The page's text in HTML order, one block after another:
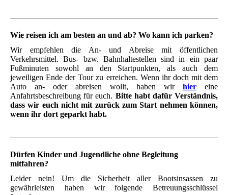
Wie reisen ich am besten an und ab? Wo kann ich parken?
Wir empfehlen die An- und Abreise mit öffentlichen
Verkehrsmittel. Bus- bzw. Bahnhaltestellen sind in ein paar
Fußminuten sowohl an den Startpunkten, als auch dem
jeweiligen Ende der Tour zu erreichen. Wenn ihr doch mit dem
Auto an- oder abreisen wollt, haben wir hier eine
Anfahrtsbeschreibung für euch. Bitte habt dafür Verständnis,
dass wir euch nicht mit zurück zum Start nehmen können,
wenn ihr dort geparkt habt.
Dürfen Kinder und Jugendliche ohne Begleitung
mitfahren?
Leider nein! Um die Sicherheit aller Bootsinsassen zu
gewährleisten haben wir folgende Betreuungsschlüssel